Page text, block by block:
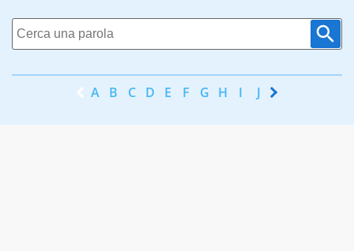
A B C D E F G H I J K